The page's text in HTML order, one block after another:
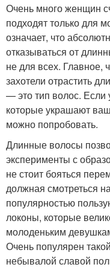
Очень много женщин
подходят только для
означает, что
отказываться от
не для всех. Главное,
захотели отрастить
— это тип волос. Если
которые украшают
можно попробовать.
Длинные волосы
эксперименты с
не стоит бояться
должная смотреться
популярностью
локоны, которые
молоденьким
Очень популярен
небывалой славой